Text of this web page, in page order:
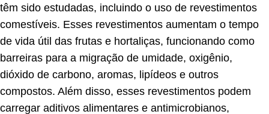
têm sido estudadas, incluindo o uso de revestimentos
comestíveis. Esses revestimentos aumentam o tempo
de vida útil das frutas e hortaliças, funcionando como
barreiras para a migração de umidade, oxigênio,
dióxido de carbono, aromas, lipídeos e outros
compostos. Além disso, esses revestimentos podem
carregar aditivos alimentares e antimicrobianos,